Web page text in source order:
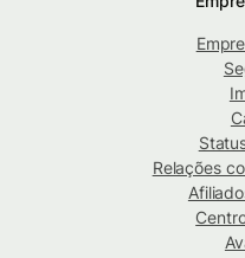
Relações